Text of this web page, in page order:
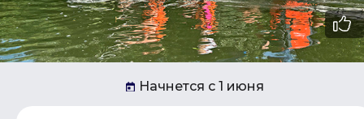
Начнется с 1 июня